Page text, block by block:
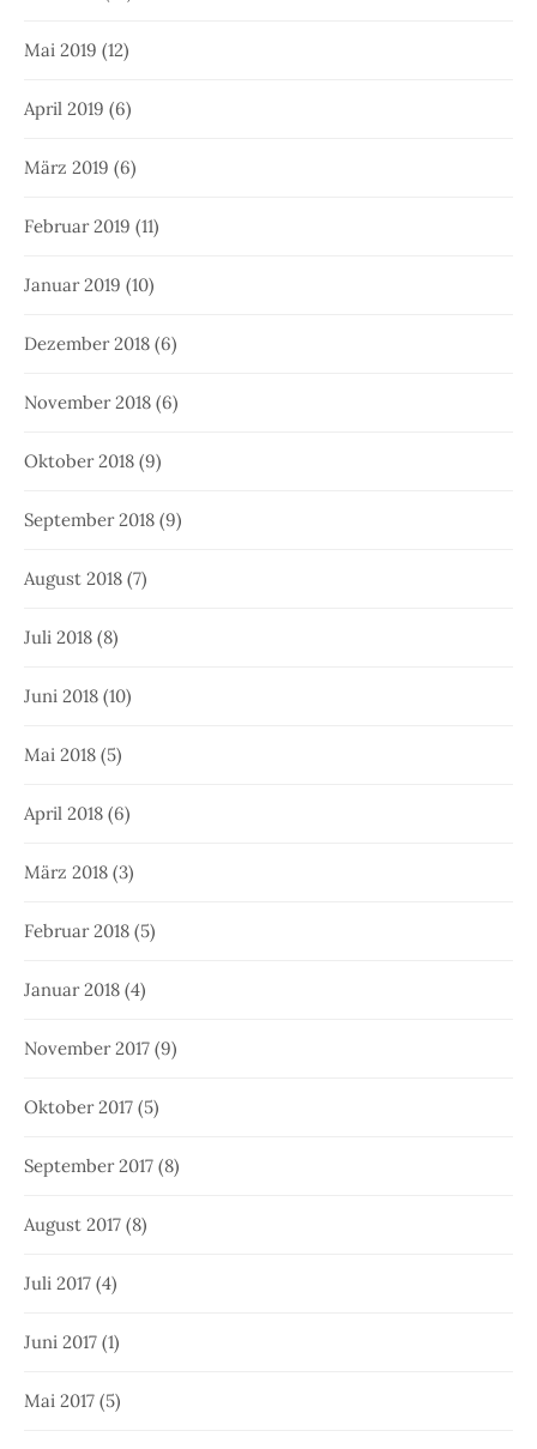
Mai 2019 (12)
April 2019 (6)
März 2019 (6)
Februar 2019 (11)
Januar 2019 (10)
Dezember 2018 (6)
November 2018 (6)
Oktober 2018 (9)
September 2018 (9)
August 2018 (7)
Juli 2018 (8)
Juni 2018 (10)
Mai 2018 (5)
April 2018 (6)
März 2018 (3)
Februar 2018 (5)
Januar 2018 (4)
November 2017 (9)
Oktober 2017 (5)
September 2017 (8)
August 2017 (8)
Juli 2017 (4)
Juni 2017 (1)
Mai 2017 (5)